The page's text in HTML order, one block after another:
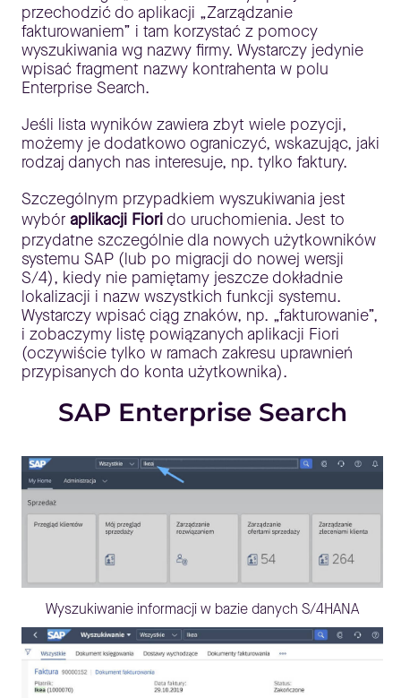
przechodzić do aplikacji „Zarządzanie
fakturowaniem” i tam korzystać z pomocy
wyszukiwania wg nazwy firmy. Wystarczy jedynie
wpisać fragment nazwy kontrahenta w polu
Enterprise Search.
Jeśli lista wyników zawiera zbyt wiele pozycji,
możemy je dodatkowo ograniczyć, wskazując, jaki
rodzaj danych nas interesuje, np. tylko faktury.
Szczególnym przypadkiem wyszukiwania jest
wybór aplikacji Fiori do uruchomienia. Jest to
przydatne szczególnie dla nowych użytkowników
systemu SAP (lub po migracji do nowej wersji
S/4), kiedy nie pamiętamy jeszcze dokładnie
lokalizacji i nazw wszystkich funkcji systemu.
Wystarczy wpisać ciąg znaków, np. „fakturowanie”,
i zobaczymy listę powiązanych aplikacji Fiori
(oczywiście tylko w ramach zakresu uprawnień
przypisanych do konta użytkownika).
SAP Enterprise Search
Wyszukiwanie informacji w bazie danych S/4HANA